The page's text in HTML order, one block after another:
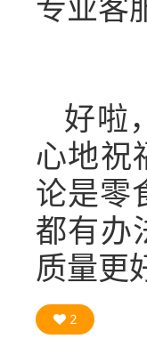
专业客
好啦
心地祝
论是零
都有办
质量更
2